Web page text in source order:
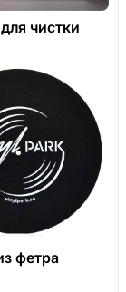
чистки
фетра